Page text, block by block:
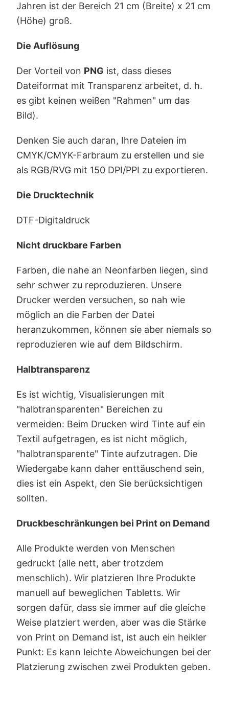
Jahren ist der Bereich 21 cm (Breite) x 21 cm
(Höhe) groß.
Die Auflösung
Der Vorteil von PNG ist, dass dieses
Dateiformat mit Transparenz arbeitet, d. h.
es gibt keinen weißen "Rahmen" um das
Bild).
Denken Sie auch daran, Ihre Dateien im
CMYK/CMYK-Farbraum zu erstellen und sie
als RGB/RVG mit 150 DPI/PPI zu exportieren.
Die Drucktechnik
DTF-Digitaldruck
Nicht druckbare Farben
Farben, die nahe an Neonfarben liegen, sind
sehr schwer zu reproduzieren. Unsere
Drucker werden versuchen, so nah wie
möglich an die Farben der Datei
heranzukommen, können sie aber niemals so
reproduzieren wie auf dem Bildschirm.
Halbtransparenz
Es ist wichtig, Visualisierungen mit
"halbtransparenten" Bereichen zu
vermeiden: Beim Drucken wird Tinte auf ein
Textil aufgetragen, es ist nicht möglich,
"halbtransparente" Tinte aufzutragen. Die
Wiedergabe kann daher enttäuschend sein,
dies ist ein Aspekt, den Sie berücksichtigen
sollten.
Druckbeschränkungen bei Print on Demand
Alle Produkte werden von Menschen
gedruckt (alle nett, aber trotzdem
menschlich). Wir platzieren Ihre Produkte
manuell auf beweglichen Tabletts. Wir
sorgen dafür, dass sie immer auf die gleiche
Weise platziert werden, aber was die Stärke
von Print on Demand ist, ist auch ein heikler
Punkt: Es kann leichte Abweichungen bei der
Platzierung zwischen zwei Produkten geben.